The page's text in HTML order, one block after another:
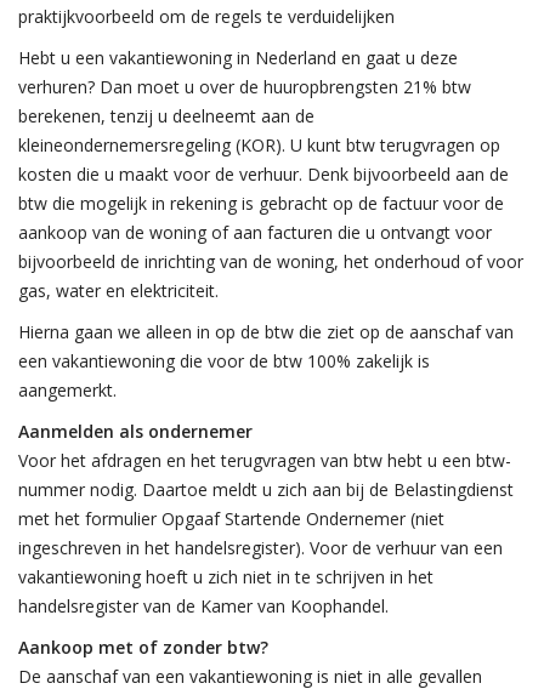
praktijkvoorbeeld om de regels te verduidelijken
Hebt u een vakantiewoning in Nederland en gaat u deze
verhuren? Dan moet u over de huuropbrengsten 21% btw
berekenen, tenzij u deelneemt aan de
kleineondernemersregeling (KOR). U kunt btw terugvragen op
kosten die u maakt voor de verhuur. Denk bijvoorbeeld aan de
btw die mogelijk in rekening is gebracht op de factuur voor de
aankoop van de woning of aan facturen die u ontvangt voor
bijvoorbeeld de inrichting van de woning, het onderhoud of voor
gas, water en elektriciteit.
Hierna gaan we alleen in op de btw die ziet op de aanschaf van
een vakantiewoning die voor de btw 100% zakelijk is
aangemerkt.
Aanmelden als ondernemer
Voor het afdragen en het terugvragen van btw hebt u een btw-
nummer nodig. Daartoe meldt u zich aan bij de Belastingdienst
met het formulier Opgaaf Startende Ondernemer (niet
ingeschreven in het handelsregister). Voor de verhuur van een
vakantiewoning hoeft u zich niet in te schrijven in het
handelsregister van de Kamer van Koophandel.
Aankoop met of zonder btw?
De aanschaf van een vakantiewoning is niet in alle gevallen